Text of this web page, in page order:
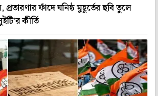
প্রতারণার ফাঁদে ঘনিষ্ঠ মুহূর্তের ছবি তুলে
কীর্তি